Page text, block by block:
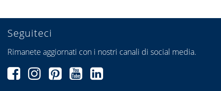
Seguiteci
Rimanete aggiornati con i nostri canali di social media.